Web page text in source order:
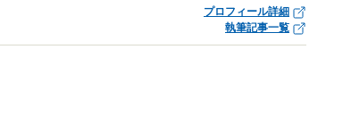
プロフィール詳細
執筆記事一覧